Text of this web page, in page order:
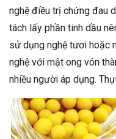
nghệ điều trị chứng đau
tách lấy phần tinh dầu
sử dụng nghệ tươi hoặc
nghệ với mật ong vón
nhiều người áp dụng.